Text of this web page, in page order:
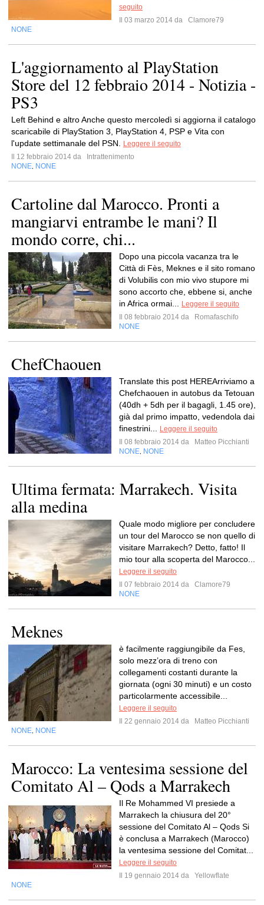
seguito
Il 03 marzo 2014 da
Clamore79
NONE
L'aggiornamento al PlayStation
Store del 12 febbraio 2014 - Notizia -
PS3
Left Behind e altro Anche questo mercoledì si aggiorna il catalogo
scaricabile di PlayStation 3, PlayStation 4, PSP e Vita con
l'update settimanale del PSN.
Leggere il seguito
Il 12 febbraio 2014 da
Intrattenimento
NONE NONE
Cartoline dal Marocco. Pronti a
mangiarvi entrambe le mani? Il
mondo corre, chi...
Dopo una piccola vacanza tra le
Città di Fès, Meknes e il sito romano
di Volubilis con mio vivo stupore mi
sono accorto che, ebbene si, anche
in Africa ormai...
Leggere il seguito
Il 08 febbraio 2014 da
Romafaschifo
NONE
ChefChaouen
Translate this post HEREArriviamo a
Chefchaouen in autobus da Tetouan
(40dh + 5dh per il bagagli, 1.45 ore),
già dal primo impatto, vedendola dai
finestrini...
Leggere il seguito
Il 08 febbraio 2014 da
Matteo Picchianti
NONE NONE
Ultima fermata: Marrakech. Visita
alla medina
Quale modo migliore per concludere
un tour del Marocco se non quello di
visitare Marrakech? Detto, fatto! Il
mio tour alla scoperta del Marocco...
Leggere il seguito
Il 07 febbraio 2014 da
Clamore79
NONE
Meknes
è facilmente raggiungibile da Fes,
solo mezz’ora di treno con
collegamenti costanti durante la
giornata (ogni 30 minuti) e un costo
particolarmente accessibile...
Leggere il seguito
Il 22 gennaio 2014 da
Matteo Picchianti
NONE NONE
Marocco: La ventesima sessione del
Comitato Al – Qods a Marrakech
Il Re Mohammed VI presiede a
Marrakech la chiusura del 20°
sessione del Comitato Al – Qods Si
è conclusa a Marrakech (Marocco)
la ventesima sessione del Comitat...
Leggere il seguito
Il 19 gennaio 2014 da
Yellowflate
NONE